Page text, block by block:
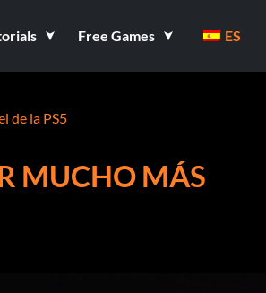
Free Games ES
de la PS5
MUCHO MÁS